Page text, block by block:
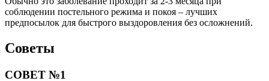
соблюдении постельного режима и покоя – лучших
предпосылок для быстрого выздоровления без осложнений.
Советы
СОВЕТ №1